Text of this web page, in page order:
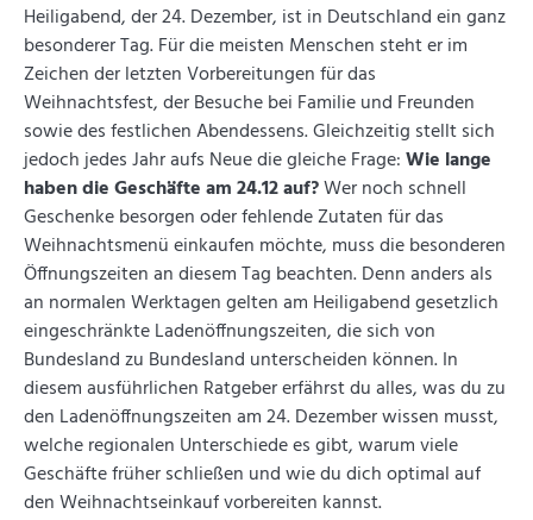
Heiligabend, der 24. Dezember, ist in Deutschland ein ganz
besonderer Tag. Für die meisten Menschen steht er im
Zeichen der letzten Vorbereitungen für das
Weihnachtsfest, der Besuche bei Familie und Freunden
sowie des festlichen Abendessens. Gleichzeitig stellt sich
jedoch jedes Jahr aufs Neue die gleiche Frage:Wie lange
haben die Geschäfte am 24.12 auf?Wer noch schnell
Geschenke besorgen oder fehlende Zutaten für das
Weihnachtsmenü einkaufen möchte, muss die besonderen
Öffnungszeiten an diesem Tag beachten. Denn anders als
an normalen Werktagen gelten am Heiligabend gesetzlich
eingeschränkte Ladenöffnungszeiten, die sich von
Bundesland zu Bundesland unterscheiden können. In
diesem ausführlichen Ratgeber erfährst du alles, was du zu
den Ladenöffnungszeiten am 24. Dezember wissen musst,
welche regionalen Unterschiede es gibt, warum viele
Geschäfte früher schließen und wie du dich optimal auf
den Weihnachtseinkauf vorbereiten kannst.